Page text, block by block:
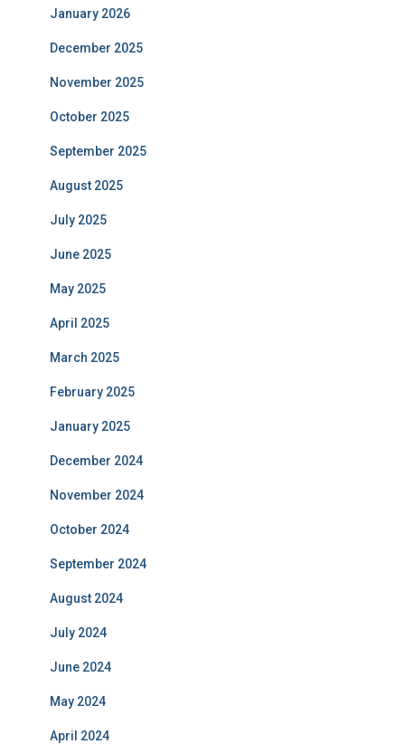
January 2026
December 2025
November 2025
October 2025
September 2025
August 2025
July 2025
June 2025
May 2025
April 2025
March 2025
February 2025
January 2025
December 2024
November 2024
October 2024
September 2024
August 2024
July 2024
June 2024
May 2024
April 2024